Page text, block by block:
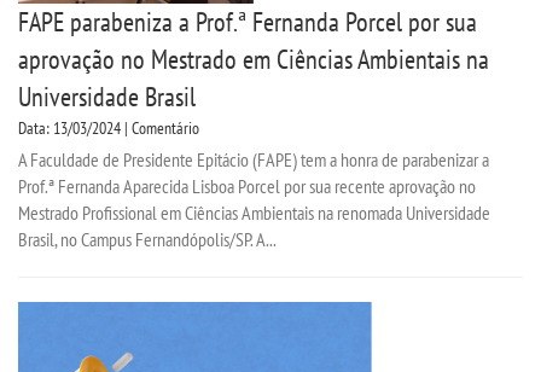
FAPE parabeniza a Prof.ª Fernanda Porcel por sua
aprovação no Mestrado em Ciências Ambientais na
Universidade Brasil
Data: 13/03/2024 | Comentário
A Faculdade de Presidente Epitácio (FAPE) tem a honra de parabenizar a
Prof.ª Fernanda Aparecida Lisboa Porcel por sua recente aprovação no
Mestrado Profissional em Ciências Ambientais na renomada Universidade
Brasil, no Campus Fernandópolis/SP. A...